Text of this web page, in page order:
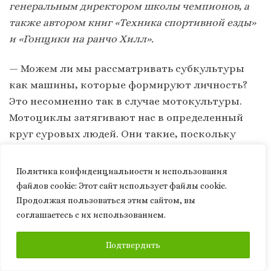
Политика конфиденциальности и использования
файлов сookie: Этот сайт использует файлы cookie.
Продолжая пользоваться этим сайтом, вы
соглашаетесь с их использованием.
Подтвердить
генеральным директором школы чемпионов, а
также автором книг «Техника спортивной езды»
и «Гонщики на ранчо Хилл».
— Можем ли мы рассматривать субкультуры
как машины, которые формируют личность?
Это несомненно так в случае мотокультуры.
Мотоциклы затягивают нас в определенный
круг суровых людей. Они такие, поскольку
вернувшиеся с Первой мировой войны, поняли
что мотодвижение – это единственная
достойная замена их товариществу и
рискованным испытаниям на войне. С их
приходом мотодвижение значительно
расширилось и окрепло. Другое дело, что в